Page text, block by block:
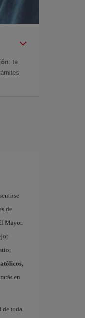
: te
de
Mayor.
en
de toda